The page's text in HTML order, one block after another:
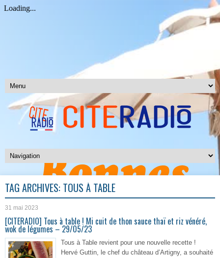
TAG ARCHIVES: TOUS À TABLE
31 mai 2023
[CITERADIO] Tous à table ! Mi cuit de thon sauce thaï et riz vénéré,
wok de légumes – 29/05/23
Tous à Table revient pour une nouvelle recette !
Hervé Guttin, le chef du château d’Artigny, a souhaité